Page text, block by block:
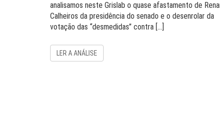
analisamos neste Grislab o quase afastamento de
Calheiros da presidência do senado e o desenrolar da
votação das “desmedidas” contra […]
LER A ANÁLISE